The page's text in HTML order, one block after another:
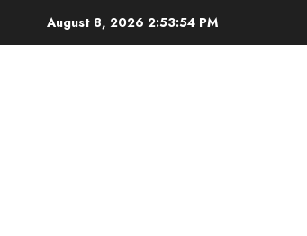
August 8, 2026 2:53:56 PM